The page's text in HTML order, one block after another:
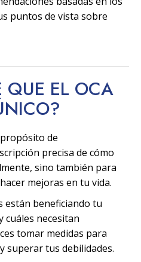
puntos de vista sobre
QUE EL OCA
?
de
precisa de cómo
sino también para
mejoras en tu vida.
están beneficiando tu
cuáles necesitan
tomar medidas para
superar tus debilidades.